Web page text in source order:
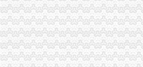
市重庆分公司注销工商局三项措施化农
刘伍伦副巡视到沙区青木关工商所调研
市重庆注销税务工商局贯彻落实市委二
中介处与市重庆注销税务经纪人协会联
中国工商报8月5日头版刊登周朝东局重